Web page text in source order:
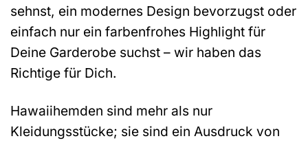
sehnst, ein modernes Design bevorzugst oder
einfach nur ein farbenfrohes Highlight für
Deine Garderobe suchst – wir haben das
Richtige für Dich.
Hawaiihemden sind mehr als nur
Kleidungsstücke; sie sind ein Ausdruck von